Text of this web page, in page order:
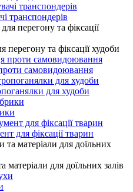
транспондерів
перегону та фіксації худоби
самовидоювання
для худоби
для фіксації тварин
матеріали для доїльних залів